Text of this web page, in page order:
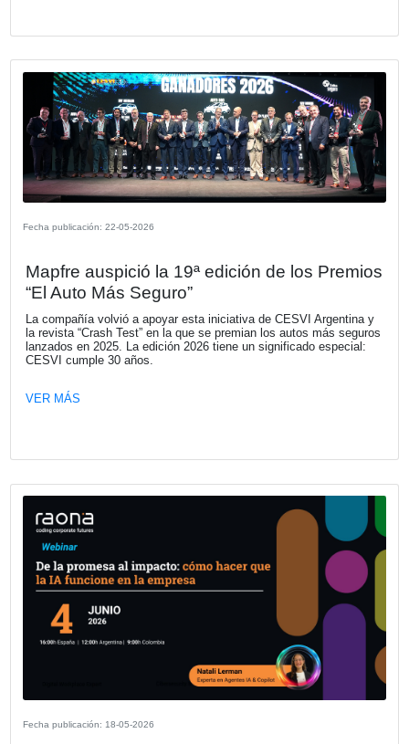
KIA Argentina. Astara, nuevo
Renault en Chile
Astara asumirá el rol de importador y distribuidor oficial
una red comercial renovada para la distribución de una
de productos.